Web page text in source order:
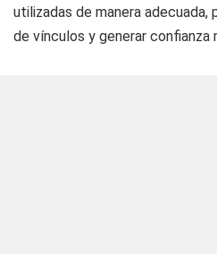
utilizadas de manera
de vínculos y generar confianza